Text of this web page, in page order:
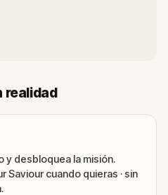
realidad
y desbloquea la misión.
Saviour cuando quieras · sin